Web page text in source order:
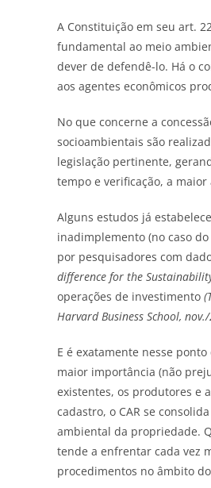
A Constituição em seu art.
fundamental ao meio
dever de defendê-lo. Há o
aos agentes econômicos
No que concerne a
socioambientais são
legislação pertinente,
tempo e verificação, a
Alguns estudos já
inadimplemento (no caso
por pesquisadores com
difference for the
operações de investimento
Harvard Business School,
E é exatamente nesse
maior importância (não
existentes, os produtores e
cadastro, o CAR se
ambiental da propriedade.
tende a enfrentar cada vez
procedimentos no âmbito